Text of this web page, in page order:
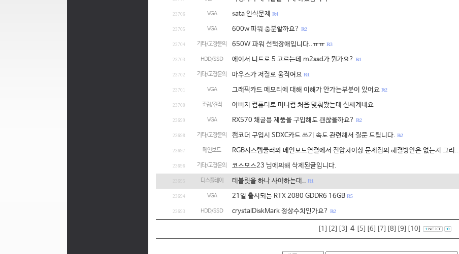
23706 VGA sata 인식문제 R: 4
23705 VGA 600w 파워 충분할까요? R: 2
23704 기타/고장문의 650W 파워 선택장애입니다..ㅠㅠ R: 3
23703 HDD/SSD 에이서 니트로 5 고르는데 m2ssd가 뭔가요? R: 1
23702 기타/고장문의 마우스가 저절로 움직여요 R: 1
23701 VGA 그래픽카드 메모리에 대해 이해가 안가는부분이 있어요 R: 2
23700 조립/견적 아버지 컴퓨터로 미니컴 처음 맞춰봤는데 신세계네요
23699 VGA RX570 채굴용 제품을 구입해도 괜찮을까요? R: 2
23698 기타/고장문의 캠코더 구입시 SDXC카드 쓰기 속도 관련해서 질문 드립니다. R: 2
23697 메인보드 RGB시스템쿨러와 메인보드연결에서 전압차이상 문제점의 해결방안은 없는지 그리..
23696 기타/고장문의 코스모스23 님에의해 삭제된글입니다.
디스플레이 테블릿을 하나 사야하는대.. R: 1
23694 VGA 21일 출시되는 RTX 2080 GDDR6 16GB R: 5
23693 HDD/SSD crystalDiskMark 정상수치인가요? R: 2
[1] [2] [3] 4 [5] [6] [7] [8] [9] [10]